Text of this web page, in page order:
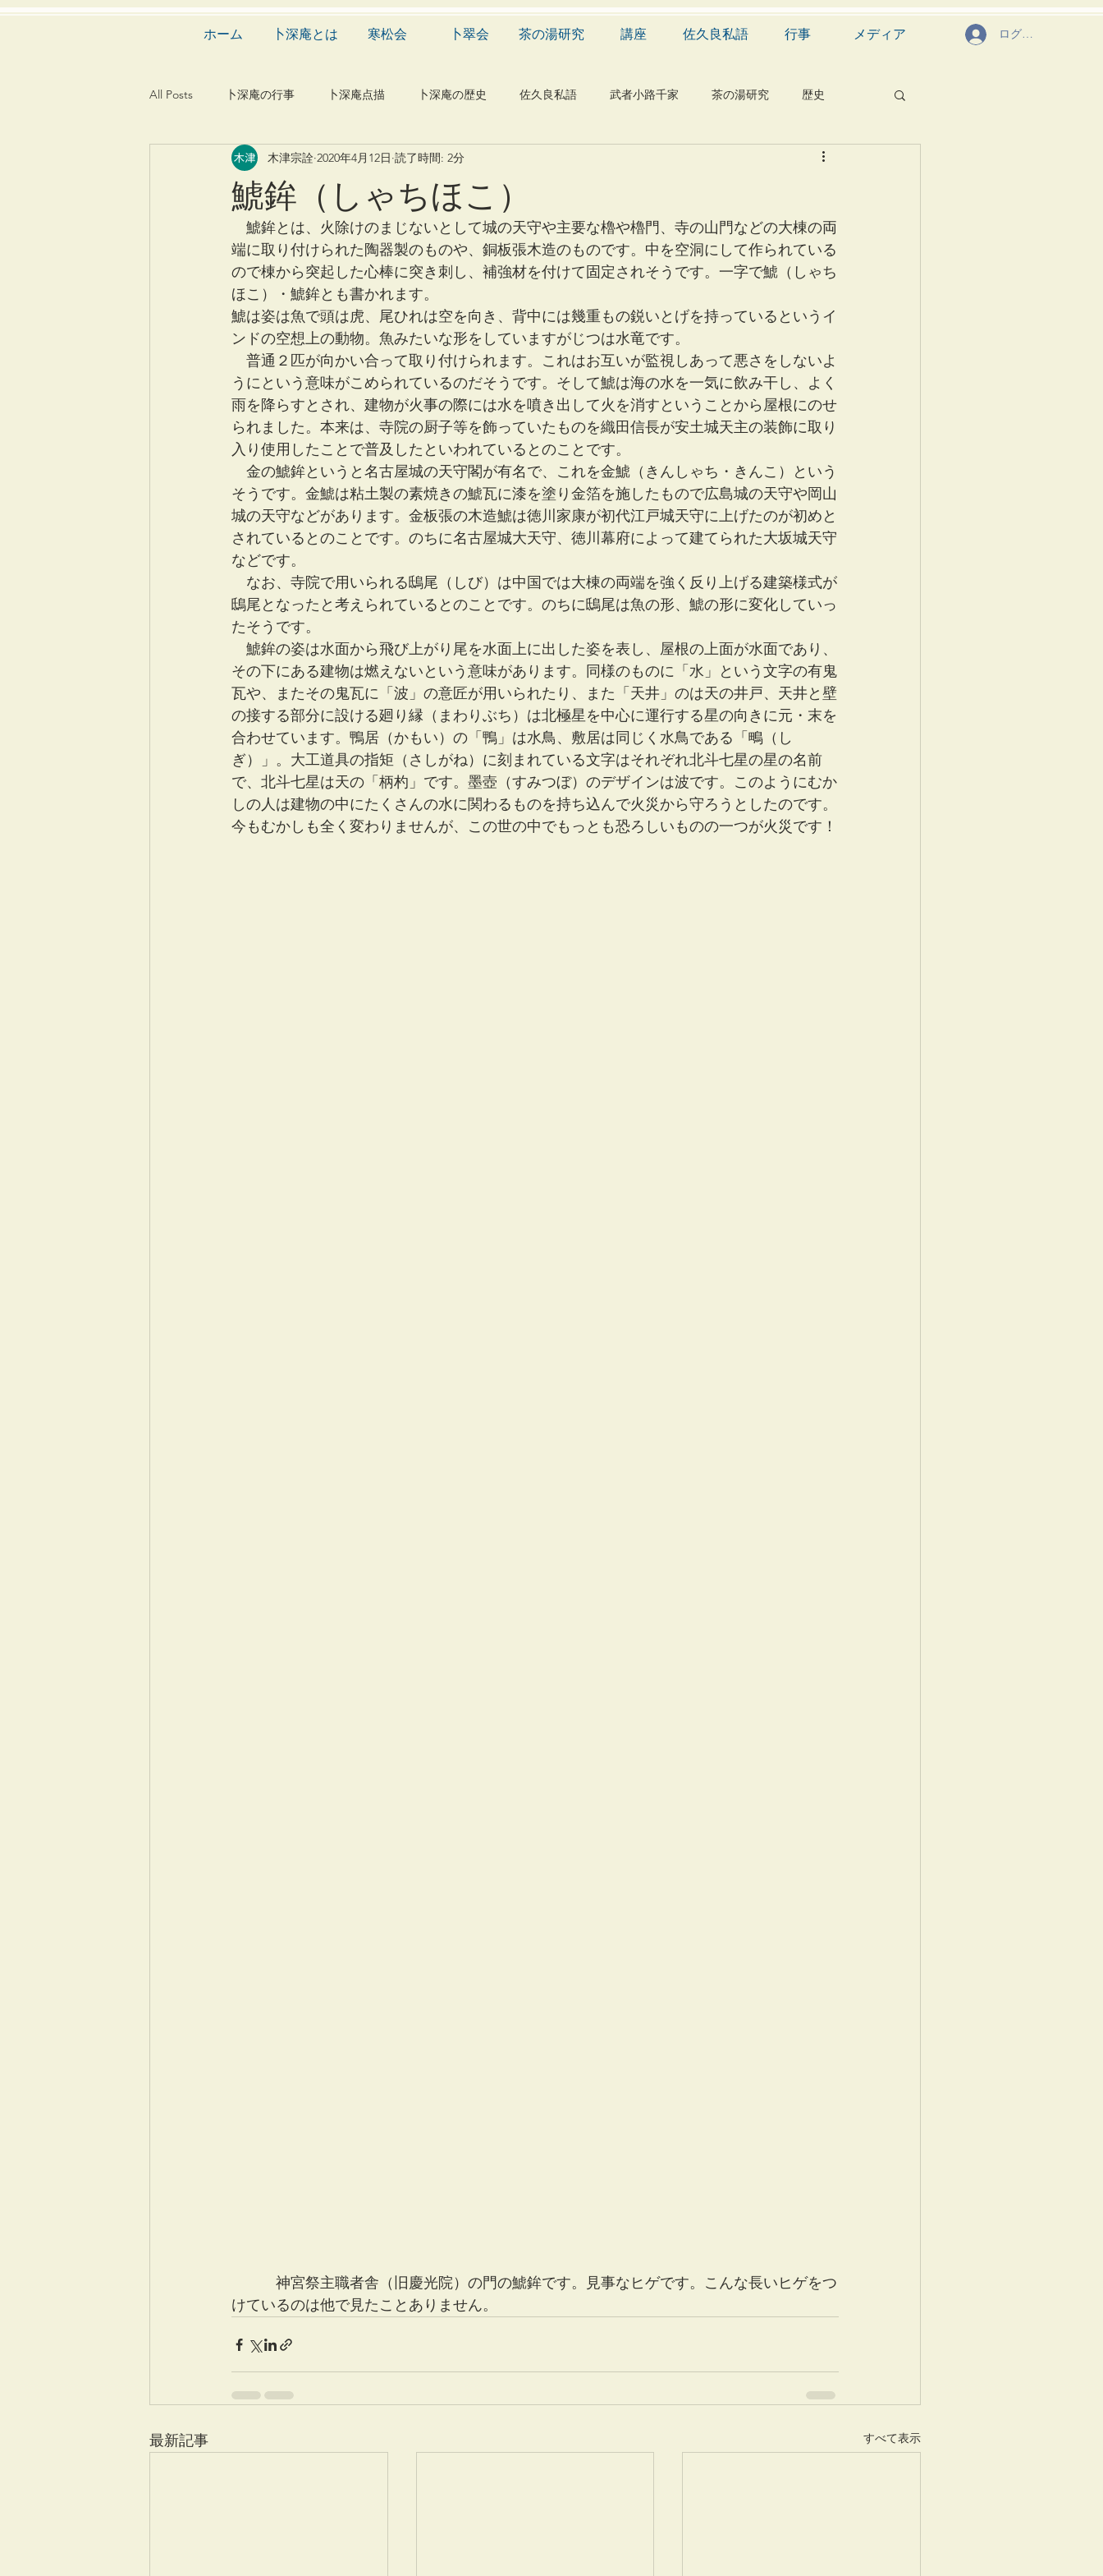
ホーム 卜深庵とは 寒松会 卜翠会 茶の湯研究 講座 佐久良私語 行事 メディア ログイン
All Posts 卜深庵の行事 卜深庵点描 卜深庵の歴史 佐久良私語 武者小路千家 茶の湯研究 歴史
漢詩 俳諧 文学 有職 民俗 食文化
建築 造園 動物 植物 自然科学 音楽 メディア blog 芸能 茶道具
鯱鉾（しゃちほこ）
木津宗詮 2020年4月12日 読了時間: 2分
鯱鉾とは、火除けのまじないとして城の天守や主要な櫓や櫓門、寺の山門などの大棟の両
端に取り付けられた陶器製のものや、銅板張木造のものです。中を空洞にして作られている
ので棟から突起した心棒に突き刺し、補強材を付けて固定されそうです。一字で鯱（しゃち
ほこ）・鯱鉾とも書かれます。
鯱は姿は魚で頭は虎、尾ひれは空を向き、背中には幾重もの鋭いとげを持っているというイ
ンドの空想上の動物。魚みたいな形をしていますがじつは水竜です。
普通２匹が向かい合って取り付けられます。これはお互いが監視しあって悪さをしないよ
うにという意味がこめられているのだそうです。そして鯱は海の水を一気に飲み干し、よく
雨を降らすとされ、建物が火事の際には水を噴き出して火を消すということから屋根にのせ
られました。本来は、寺院の厨子等を飾っていたものを織田信長が安土城天主の装飾に取り
入り使用したことで普及したといわれているとのことです。
金の鯱鉾というと名古屋城の天守閣が有名で、これを金鯱（きんしゃち・きんこ）という
そうです。金鯱は粘土製の素焼きの鯱瓦に漆を塗り金箔を施したもので広島城の天守や岡山
城の天守などがあります。金板張の木造鯱は徳川家康が初代江戸城天守に上げたのが初めと
されているとのことです。のちに名古屋城大天守、徳川幕府によって建てられた大坂城天守
などです。
なお、寺院で用いられる鴟尾（しび）は中国では大棟の両端を強く反り上げる建築様式が
鴟尾となったと考えられているとのことです。のちに鴟尾は魚の形、鯱の形に変化していっ
たそうです。
鯱鉾の姿は水面から飛び上がり尾を水面上に出した姿を表し、屋根の上面が水面であり、
その下にある建物は燃えないという意味があります。同様のものに「水」という文字の有鬼
瓦や、またその鬼瓦に「波」の意匠が用いられたり、また「天井」のは天の井戸、天井と壁
の接する部分に設ける廻り縁（まわりぶち）は北極星を中心に運行する星の向きに元・末を
合わせています。鴨居（かもい）の「鴨」は水鳥、敷居は同じく水鳥である「鴫（し
ぎ）」。大工道具の指矩（さしがね）に刻まれている文字はそれぞれ北斗七星の星の名前
で、北斗七星は天の「柄杓」です。墨壺（すみつぼ）のデザインは波です。このようにむか
しの人は建物の中にたくさんの水に関わるものを持ち込んで火災から守ろうとしたのです。
今もむかしも全く変わりませんが、この世の中でもっとも恐ろしいものの一つが火災です！
神宮祭主職者舎（旧慶光院）の門の鯱鉾です。見事なヒゲです。こんな長いヒゲをつ
けているのは他で見たことありません。
最新記事 すべて表示